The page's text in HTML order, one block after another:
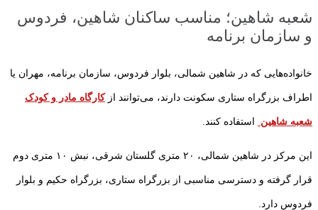
شعبه شاهین؛ مناسب ساکنان شاهین، فردوس
و سازمان برنامه
خانواده‌هایی که در شاهین شمالی، بلوار فردوس، سازمان برنامه، مهران یا
اطراف بزرگراه ستاری سکونت دارند، می‌توانند ازکارگاه مادر و کودک
شعبه شاهین استفاده کنند.
این مرکز در شاهین شمالی، ۲۰ متری گلستان شرقی، نبش ۱۰ متری دوم
قرار گرفته و دسترسی مناسبی از بزرگراه ستاری، بزرگراه حکیم و بلوار
فردوس دارد.